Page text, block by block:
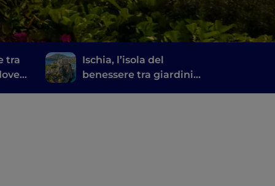
tra
Ischia, l’isola del
benessere tra giardini